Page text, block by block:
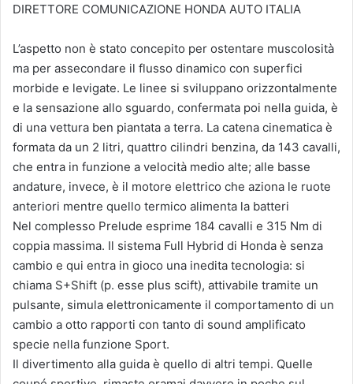
DIRETTORE COMUNICAZIONE HONDA AUTO ITALIA
L’aspetto non è stato concepito per ostentare muscolosità
ma per assecondare il flusso dinamico con superfici
morbide e levigate. Le linee si sviluppano orizzontalmente
e la sensazione allo sguardo, confermata poi nella guida, è
di una vettura ben piantata a terra. La catena cinematica è
formata da un 2 litri, quattro cilindri benzina, da 143 cavalli,
che entra in funzione a velocità medio alte; alle basse
andature, invece, è il motore elettrico che aziona le ruote
anteriori mentre quello termico alimenta la batteri
Nel complesso Prelude esprime 184 cavalli e 315 Nm di
coppia massima. Il sistema Full Hybrid di Honda è senza
cambio e qui entra in gioco una inedita tecnologia: si
chiama S+Shift (p. esse plus scift), attivabile tramite un
pulsante, simula elettronicamente il comportamento di un
cambio a otto rapporti con tanto di sound amplificato
specie nella funzione Sport.
Il divertimento alla guida è quello di altri tempi. Quelle